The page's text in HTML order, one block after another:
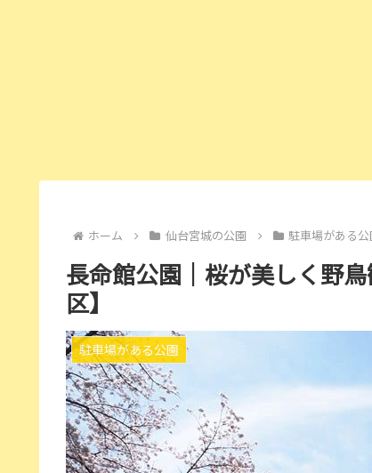
ホーム 仙台宮城の公園 駐車場がある公
長命館公園｜桜が美しく野
区】
駐車場がある公園